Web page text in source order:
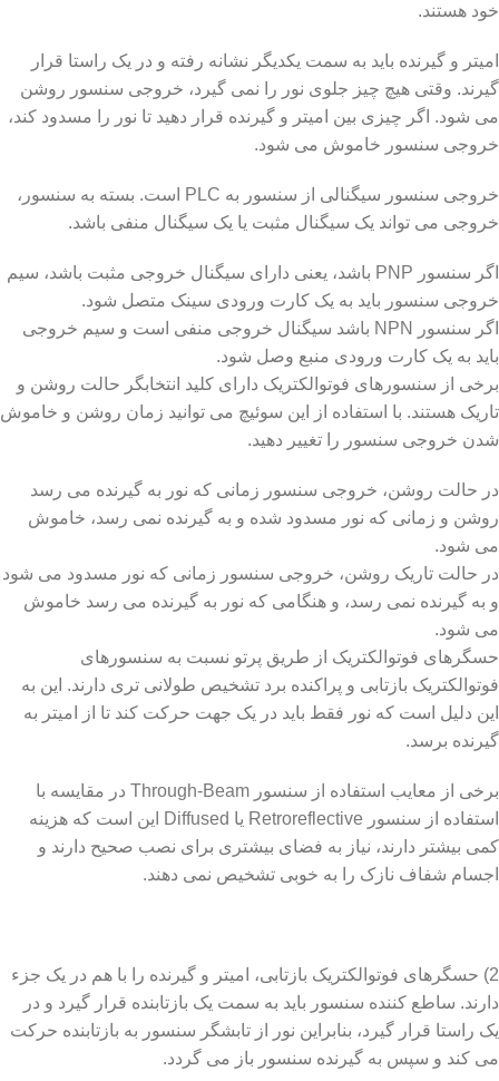
خود هستند.
امیتر و گیرنده باید به سمت یکدیگر نشانه رفته و در یک راستا قرار
گیرند. وقتی هیچ چیز جلوی نور را نمی گیرد، خروجی سنسور روشن
می شود. اگر چیزی بین امیتر و گیرنده قرار دهید تا نور را مسدود کند،
خروجی سنسور خاموش می شود.
خروجی سنسور سیگنالی از سنسور به PLC است. بسته به سنسور،
خروجی می تواند یک سیگنال مثبت یا یک سیگنال منفی باشد.
اگر سنسور PNP باشد، یعنی دارای سیگنال خروجی مثبت باشد، سیم
خروجی سنسور باید به یک کارت ورودی سینک متصل شود.
اگر سنسور NPN باشد سیگنال خروجی منفی است و سیم خروجی
باید به یک کارت ورودی منبع وصل شود.
برخی از سنسورهای فوتوالکتریک دارای کلید انتخابگر حالت روشن و
تاریک هستند. با استفاده از این سوئیچ می توانید زمان روشن و خاموش
شدن خروجی سنسور را تغییر دهید.
در حالت روشن، خروجی سنسور زمانی که نور به گیرنده می رسد
روشن و زمانی که نور مسدود شده و به گیرنده نمی رسد، خاموش
می شود.
در حالت تاریک روشن، خروجی سنسور زمانی که نور مسدود می شود
و به گیرنده نمی رسد، و هنگامی که نور به گیرنده می رسد خاموش
می شود.
حسگرهای فوتوالکتریک از طریق پرتو نسبت به سنسورهای
فوتوالکتریک بازتابی و پراکنده برد تشخیص طولانی تری دارند. این به
این دلیل است که نور فقط باید در یک جهت حرکت کند تا از امیتر به
گیرنده برسد.
برخی از معایب استفاده از سنسور Through-Beam در مقایسه با
استفاده از سنسور Retroreflective یا Diffused این است که هزینه
کمی بیشتر دارند، نیاز به فضای بیشتری برای نصب صحیح دارند و
اجسام شفاف نازک را به خوبی تشخیص نمی دهند.
2) حسگرهای فوتوالکتریک بازتابی، امیتر و گیرنده را با هم در یک جزء
دارند. ساطع کننده سنسور باید به سمت یک بازتابنده قرار گیرد و در
یک راستا قرار گیرد، بنابراین نور از تابشگر سنسور به بازتابنده حرکت
می کند و سپس به گیرنده سنسور باز می گردد.